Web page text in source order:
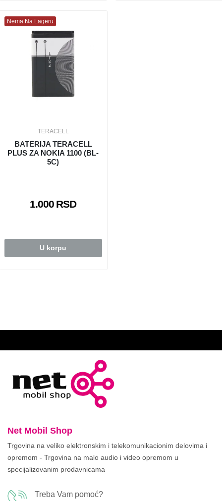
Nema Na Lageru
TERACELL
BATERIJA TERACELL
PLUS ZA NOKIA 1100 (BL-
5C)
1.000 RSD
U korpu
Net Mobil Shop
Trgovina na veliko elektronskim i telekomunikacionim delovima i
opremom - Trgovina na malo audio i video opremom u
specijalizovanim prodavnicama
Treba Vam pomoć?